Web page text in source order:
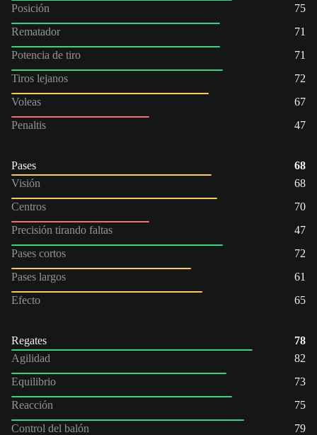
Posición
75
Rematador
71
Potencia de tiro
71
Tiros lejanos
72
Voleas
67
Penaltis
47
Pases
68
Visión
68
Centros
70
Precisión tirando faltas
47
Pases cortos
72
Pases largos
61
Efecto
65
Regates
78
Agilidad
82
Equilibrio
73
Reacción
75
Control del balón
79